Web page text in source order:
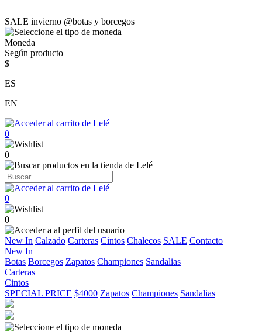
SALE invierno @botas y borcegos
Moneda
Según producto
$
ES
EN
0
0
0
0
New In Calzado Carteras Cintos Chalecos SALE Contacto
New In
Botas Borcegos Zapatos Championes Sandalias
Carteras
Cintos
SPECIAL PRICE $4000 Zapatos Championes Sandalias